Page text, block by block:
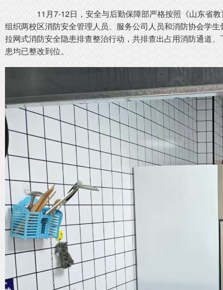
11月7-12日，安全与后勤保障部严格按照《山东省教
组织两校区消防安全管理人员、服务公司人员和消防协会学
拉网式消防安全隐患排查整治行动，共排查出占用消防通道
患均已整改到位。